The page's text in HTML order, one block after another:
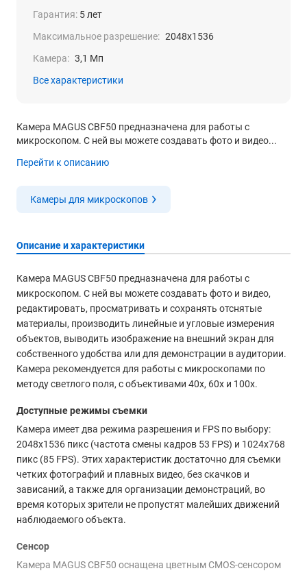
Гарантия: 5 лет
Максимальное разрешение: 2048x1536
Камера: 3,1 Мп
Все характеристики
Камера MAGUS CBF50 предназначена для работы с
микроскопом. С ней вы можете создавать фото и видео...
Перейти к описанию
Камеры для микроскопов
Описание и характеристики
Камера MAGUS CBF50 предназначена для работы с
микроскопом. С ней вы можете создавать фото и видео,
редактировать, просматривать и сохранять отснятые
материалы, производить линейные и угловые измерения
объектов, выводить изображение на внешний экран для
собственного удобства или для демонстрации в аудитории.
Камера рекомендуется для работы с микроскопами по
методу светлого поля, с объективами 40х, 60х и 100х.
Доступные режимы съемки
Камера имеет два режима разрешения и FPS по выбору:
2048x1536 пикс (частота смены кадров 53 FPS) и 1024x768
пикс (85 FPS). Этих характеристик достаточно для съемки
четких фотографий и плавных видео, без скачков и
зависаний, а также для организации демонстраций, во
время которых зрители не пропустят малейших движений
наблюдаемого объекта.
Сенсор
Камера MAGUS CBF50 оснащена цветным CMOS-сенсором